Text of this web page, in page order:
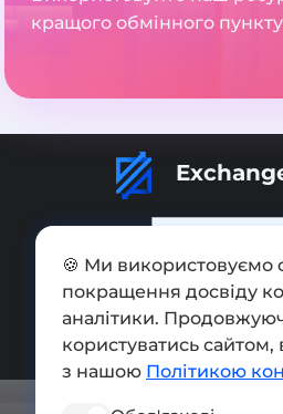
кращого обмінного
Додати
Мапа
Press kit
🍪 Ми використовуємо
покращення досвіду
аналітики.
користуватись
з нашою Політикою